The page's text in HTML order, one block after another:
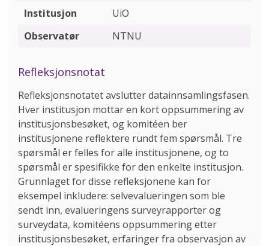
UiO
NTNU
Refleksjonsnotat
Refleksjonsnotatet avslutter datainnsamlingsfasen.
Hver institusjon mottar en kort oppsummering av
institusjonsbesøket, og komitéen ber
institusjonene reflektere rundt fem spørsmål. Tre
spørsmål er felles for alle institusjonene, og to
spørsmål er spesifikke for den enkelte institusjon.
Grunnlaget for disse refleksjonene kan for
eksempel inkludere: selvevalueringen som ble
sendt inn, evalueringens surveyrapporter og
surveydata, komitéens oppsummering etter
institusjonsbesøket, erfaringer fra observasjon av